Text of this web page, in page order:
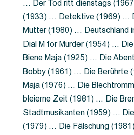
… Der Tod ritt dienstags
(1933) … Detektive (1969) …
Mutter (1980) … Deutschland
Dial M for Murder (1954) …
Biene Maja (1925) … Die
Bobby (1961) … Die Berührte
Maja (1976) … Die
bleierne Zeit (1981) … Die
Stadtmusikanten (1959) …
(1979) … Die Fälschung